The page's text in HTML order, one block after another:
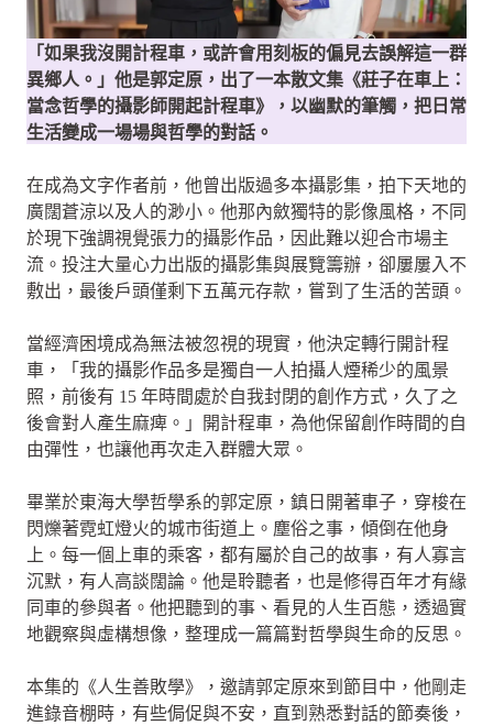
「如果我沒開計程車，或許會用刻板的偏見去誤解這一群
異鄉人。」他是郭定原，出了一本散文集《莊子在車上：
當念哲學的攝影師開起計程車》，以幽默的筆觸，把日常
生活變成一場場與哲學的對話。
在成為文字作者前，他曾出版過多本攝影集，拍下天地的
廣闊蒼涼以及人的渺小。他那內斂獨特的影像風格，不同
於現下強調視覺張力的攝影作品，因此難以迎合市場主
流。投注大量心力出版的攝影集與展覽籌辦，卻屢屢入不
敷出，最後戶頭僅剩下五萬元存款，嘗到了生活的苦頭。
當經濟困境成為無法被忽視的現實，他決定轉行開計程
車，「我的攝影作品多是獨自一人拍攝人煙稀少的風景
照，前後有 15 年時間處於自我封閉的創作方式，久了之
後會對人產生麻痺。」開計程車，為他保留創作時間的自
由彈性，也讓他再次走入群體大眾。
畢業於東海大學哲學系的郭定原，鎮日開著車子，穿梭在
閃爍著霓虹燈火的城市街道上。塵俗之事，傾倒在他身
上。每一個上車的乘客，都有屬於自己的故事，有人寡言
沉默，有人高談闊論。他是聆聽者，也是修得百年才有緣
同車的參與者。他把聽到的事、看見的人生百態，透過實
地觀察與虛構想像，整理成一篇篇對哲學與生命的反思。
本集的《人生善敗學》，邀請郭定原來到節目中，他剛走
進錄音棚時，有些侷促與不安，直到熟悉對話的節奏後，